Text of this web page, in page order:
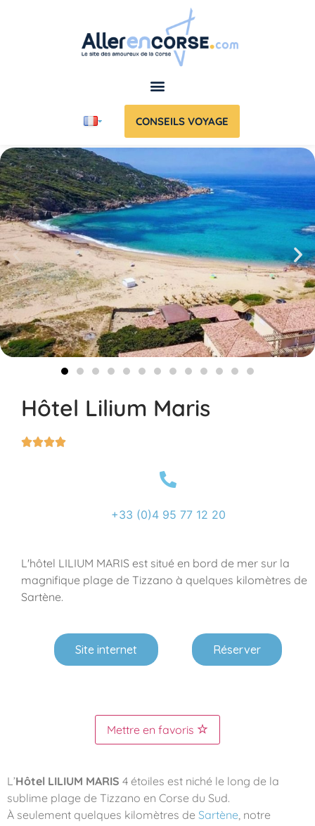
CONSEILS VOYAGE
Hôtel Lilium Maris

+33 (0)4 95 77 12 20
L'hôtel LILIUM MARIS est situé en bord de mer sur la
magnifique plage de Tizzano à quelques kilomètres de
Sartène.
Site internet Réserver
Mettre en favoris
L’Hôtel LILIUM MARIS 4 étoiles est niché le long de la
sublime plage de Tizzano en Corse du Sud.
À seulement quelques kilomètres de Sartène , notre